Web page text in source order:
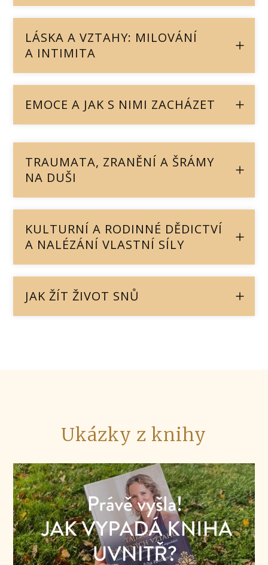
LÁSKA A VZTAHY: MILOVÁNÍ
A INTIMITA
EMOCE A JAK S NIMI ZACHÁZET
TRAUMATA, ZRANĚNÍ A ŠRÁMY
NA DUŠI
KULTURNÍ A RODINNÉ DĚDICTVÍ
A NALÉZÁNÍ VLASTNÍ SÍLY
JAK ŽÍT ŽIVOT SNŮ
Ukázky z knihy
Video
přehrávač